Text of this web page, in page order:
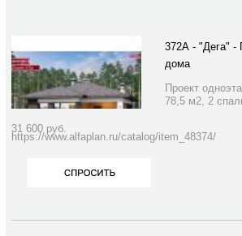
31 600 руб.
372А - "Дега" -
дома
Проект
78,5 м2, 2
https://www.alfaplan.ru/catalog/item_48374/